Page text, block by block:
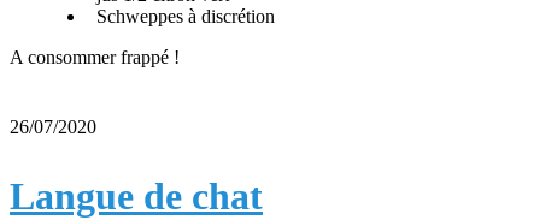
Schweppes à discrétion
A consommer frappé !
26/07/2020
Langue de chat